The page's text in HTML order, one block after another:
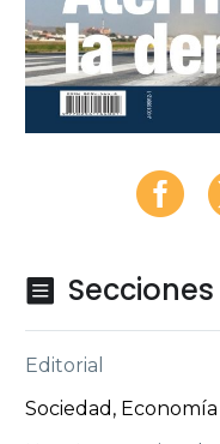
 Secciones
Editorial
Sociedad,